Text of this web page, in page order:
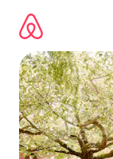
contenido